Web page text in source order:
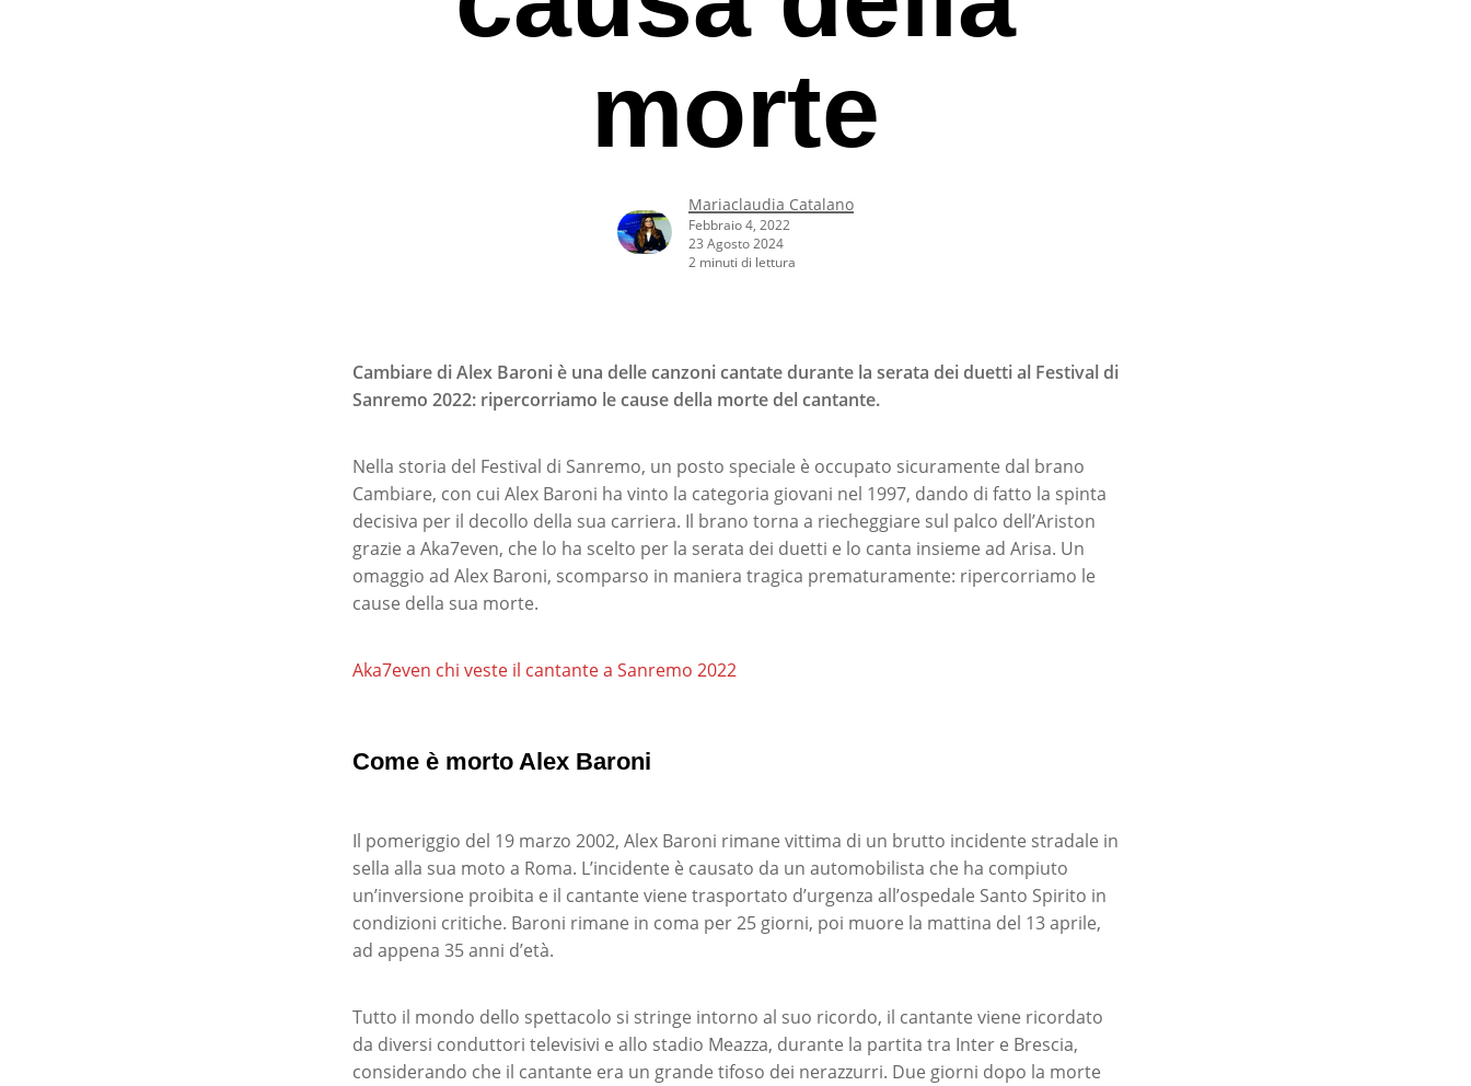
morte
Mariaclaudia Catalano
Febbraio 4, 2022
23 Agosto 2024
2 minuti di lettura
Cambiare di Alex Baroni è una delle canzoni cantate durante la serata dei duetti al Festival di
Sanremo 2022: ripercorriamo le cause della morte del cantante.
Nella storia del Festival di Sanremo, un posto speciale è occupato sicuramente dal brano
Cambiare, con cui Alex Baroni ha vinto la categoria giovani nel 1997, dando di fatto la spinta
decisiva per il decollo della sua carriera. Il brano torna a riecheggiare sul palco dell’Ariston
grazie a Aka7even, che lo ha scelto per la serata dei duetti e lo canta insieme ad Arisa. Un
omaggio ad Alex Baroni, scomparso in maniera tragica prematuramente: ripercorriamo le
cause della sua morte.
Aka7even chi veste il cantante a Sanremo 2022
Come è morto Alex Baroni
Il pomeriggio del 19 marzo 2002, Alex Baroni rimane vittima di un brutto incidente stradale in
sella alla sua moto a Roma. L’incidente è causato da un automobilista che ha compiuto
un’inversione proibita e il cantante viene trasportato d’urgenza all’ospedale Santo Spirito in
condizioni critiche. Baroni rimane in coma per 25 giorni, poi muore la mattina del 13 aprile,
ad appena 35 anni d’età.
Tutto il mondo dello spettacolo si stringe intorno al suo ricordo, il cantante viene ricordato
da diversi conduttori televisivi e allo stadio Meazza, durante la partita tra Inter e Brescia,
considerando che il cantante era un grande tifoso dei nerazzurri. Due giorni dopo la morte